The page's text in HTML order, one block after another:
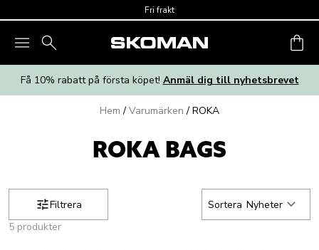
Fri frakt
Få 10% rabatt på första köpet! Anmäl dig till nyhetsbrevet
Hem / Varumärken / ROKA
ROKA BAGS
Filtrera Sortera Nyheter
5 produkter